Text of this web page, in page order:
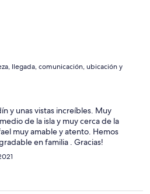
llegada, comunicación, ubicación y
y unas vistas increíbles. Muy
de la isla y muy cerca de la
muy amable y atento. Hemos
en familia . Gracias!